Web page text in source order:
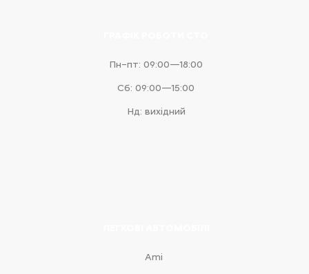
Пн–пт: 09:00—18:00
Сб: 09:00—15:00
Нд: вихідний
Ami